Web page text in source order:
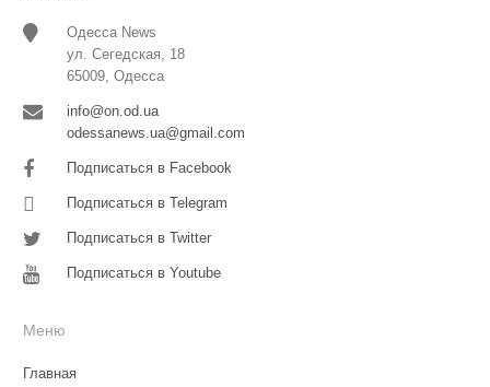
Одесса News
ул. Сегедская, 18
65009, Одесса
info@on.od.ua
odessanews.ua@gmail.com
Подписаться в Facebook
Подписаться в Telegram
Подписаться в Twitter
Подписаться в Youtube
Меню
Главная